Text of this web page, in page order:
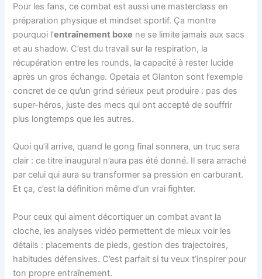
Pour les fans, ce combat est aussi une masterclass en
préparation physique et mindset sportif. Ça montre
pourquoi l’entraînement boxe ne se limite jamais aux sacs
et au shadow. C’est du travail sur la respiration, la
récupération entre les rounds, la capacité à rester lucide
après un gros échange. Opetaia et Glanton sont l’exemple
concret de ce qu’un grind sérieux peut produire : pas des
super-héros, juste des mecs qui ont accepté de souffrir
plus longtemps que les autres.
Quoi qu’il arrive, quand le gong final sonnera, un truc sera
clair : ce titre inaugural n’aura pas été donné. Il sera arraché
par celui qui aura su transformer sa pression en carburant.
Et ça, c’est la définition même d’un vrai fighter.
Pour ceux qui aiment décortiquer un combat avant la
cloche, les analyses vidéo permettent de mieux voir les
détails : placements de pieds, gestion des trajectoires,
habitudes défensives. C’est parfait si tu veux t’inspirer pour
ton propre entraînement.